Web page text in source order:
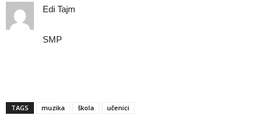
Edi Tajm
SMP
TAGS muzika škola učenici